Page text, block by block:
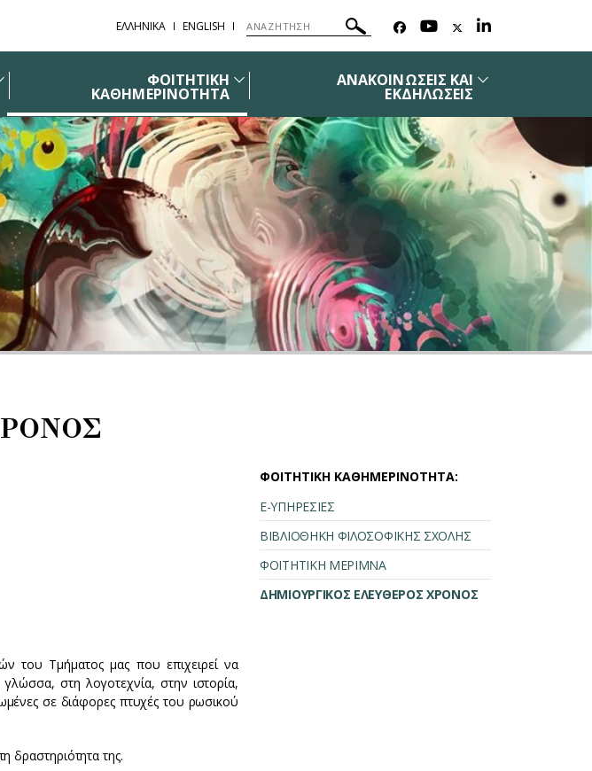
ΕΛΛΗΝΙΚΑ ENGLISH
ΦΟΙΤΗΤΙΚΗ
ΚΑΘΗΜΕΡΙΝΟΤΗΤΑ
ΑΝΑΚΟΙΝΩΣΕΙΣ ΚΑΙ
ΕΚΔΗΛΩΣΕΙΣ
του Τμήματος μας που επιχειρεί να
στη λογοτεχνία, στην ιστορία,
σε διάφορες πτυχές του ρωσικού
δραστηριότητα της.
ΦΟΙΤΗΤΙΚΗ ΚΑΘΗΜΕΡΙΝΟΤΗΤΑ:
Ε-ΥΠΗΡΕΣΙΕΣ
ΒΙΒΛΙΟΘΗΚΗ ΦΙΛΟΣΟΦΙΚΗΣ ΣΧΟΛΗΣ
ΦΟΙΤΗΤΙΚΗ ΜΕΡΙΜΝΑ
ΔΗΜΙΟΥΡΓΙΚΟΣ ΕΛΕΥΘΕΡΟΣ ΧΡΟΝΟΣ